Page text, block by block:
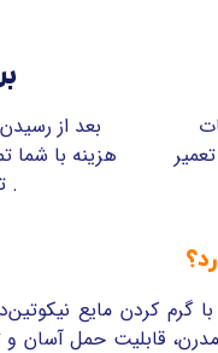
بعد از
هزینه با شما
.
کردن مایع
قابلیت حمل آسان و